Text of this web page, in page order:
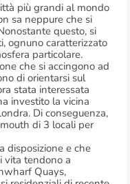
più grandi al mondo
sa neppure che si
questo, si
ognuno caratterizzato
particolare.
che si accingono ad
di orientarsi sul
stata interessata
investito la vicina
Di conseguenza,
di 3 locali per
disposizione e che
vita tendono a
Quays,